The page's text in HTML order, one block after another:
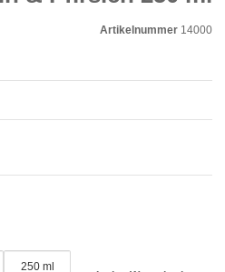
Artikelnummer 14000
250 ml